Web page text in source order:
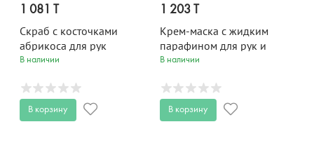
1 081 T
Скраб с косточками
абрикоса для рук
Парафинотерапия 75 мл
В наличии
В корзину
1 203 T
Крем-маска с жидким
парафином для рук и
ногтей несмываемая
В наличии
В корзину